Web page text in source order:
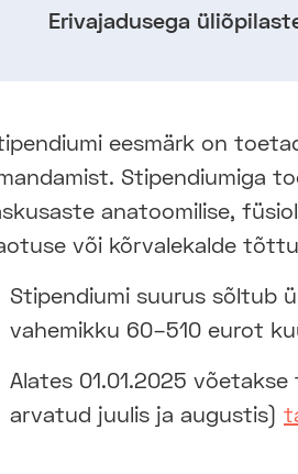
Erivajadusega
eesmärk on
Stipendiumiga
anatoomilise,
või kõrvalekalde
Stipendiumi suurus sõltub
vahemikku 60–510 eurot
Alates 01.01.2025
arvatud juulis ja augustis)